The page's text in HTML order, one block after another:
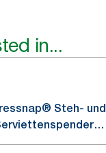
in...
Steh- und
N4